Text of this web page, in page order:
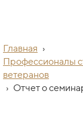
Главная ›
Профессионалы
ветеранов
› Отчет о